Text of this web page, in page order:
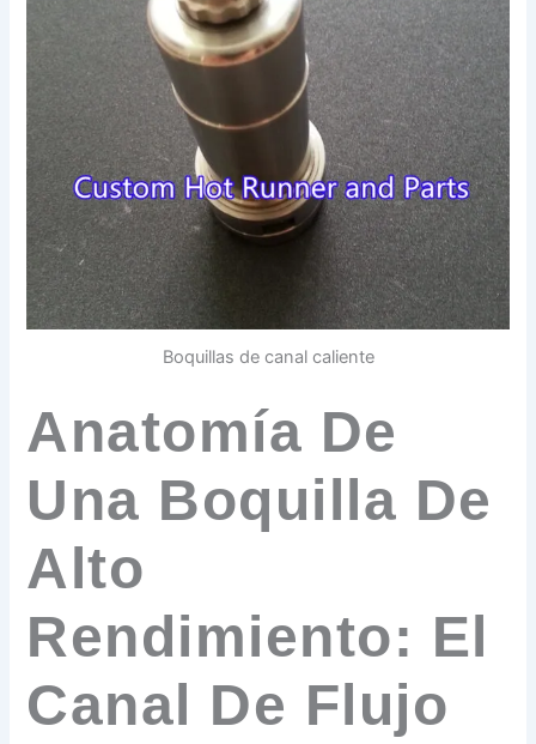
Boquillas de canal caliente
Anatomía De
Una Boquilla De
Alto
Rendimiento: El
Canal De Flujo